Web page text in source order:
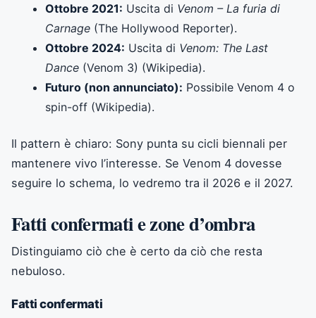
Ottobre 2021: Uscita di Venom – La furia di
Carnage (The Hollywood Reporter).
Ottobre 2024: Uscita di Venom: The Last
Dance (Venom 3) (Wikipedia).
Futuro (non annunciato): Possibile Venom 4 o
spin-off (Wikipedia).
Il pattern è chiaro: Sony punta su cicli biennali per
mantenere vivo l’interesse. Se Venom 4 dovesse
seguire lo schema, lo vedremo tra il 2026 e il 2027.
Fatti confermati e zone d’ombra
Distinguiamo ciò che è certo da ciò che resta
nebuloso.
Fatti confermati